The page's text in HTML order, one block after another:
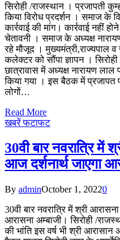
सिरोही /राजस्थान । प्रजापती
किया विरोध प्रदर्शन । समाज के
कार्रवाई की मांग। कार्रवाई नहीं
चेतावनी । समाज के अध्यक्ष
रहे मौजूद । मुख्यमंत्री,राज्यपाल व
कलेक्टर को सौंपा ज्ञापन ।
छात्रावास में अध्यक्ष नारायण
किया गया । इस बैठक में प्रजापत
लोगों…
Read More
खबरें फटाफट
30वी बार नवरात्रि में
आज दर्शनार्थ जाएगा
By adminOctober 1, 20220
30वी बार नवरात्रि में श्री
आरासना अम्बाजी। सिरोही /
की भांति इस वर्ष भी श्री आरासान